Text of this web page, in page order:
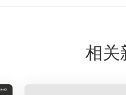
相关